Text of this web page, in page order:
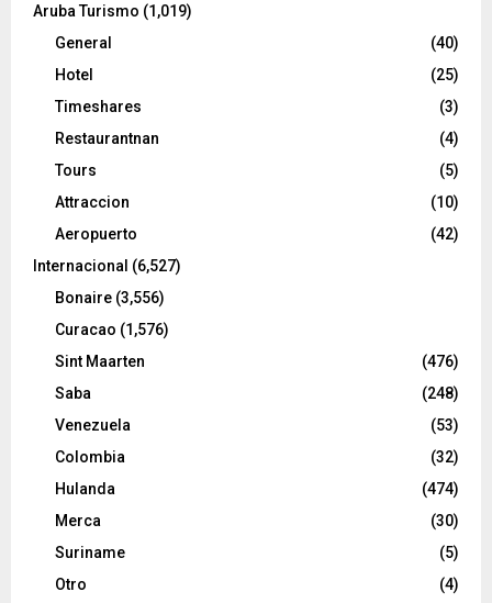
Aruba Turismo (1,019)
General
(40)
Hotel
(25)
Timeshares
(3)
Restaurantnan
(4)
Tours
(5)
Attraccion
(10)
Aeropuerto
(42)
Internacional (6,527)
Bonaire (3,556)
Curacao (1,576)
Sint Maarten
(476)
Saba
(248)
Venezuela
(53)
Colombia
(32)
Hulanda
(474)
Merca
(30)
Suriname
(5)
Otro
(4)